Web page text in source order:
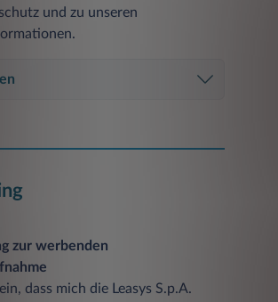
und zu unseren
zur werbenden
dass mich die Leasys S.p.A.